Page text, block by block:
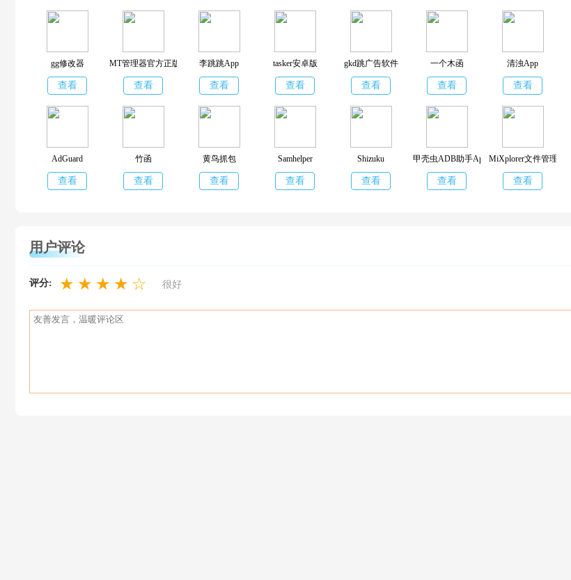
gg修改器
查看
MT管理器官方正版
查看
李跳跳App
查看
tasker安卓版
查看
gkd跳广告软件
查看
一个木函
查看
清浊App
查看
AdGuard
查看
竹函
查看
黄鸟抓包
查看
Samhelper
查看
Shizuku
查看
甲壳虫ADB助手App
查看
MiXplorer文件管理器
查看
用户评论
评分: ★ ★ ★ ★ ☆ 很好